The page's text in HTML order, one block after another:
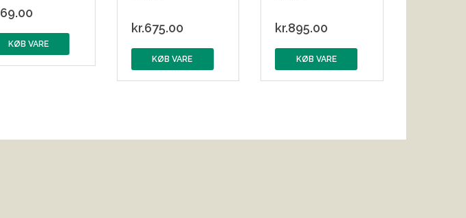
69.00
KØB VARE
kr.675.00
KØB VARE
kr.895.00
KØB VARE